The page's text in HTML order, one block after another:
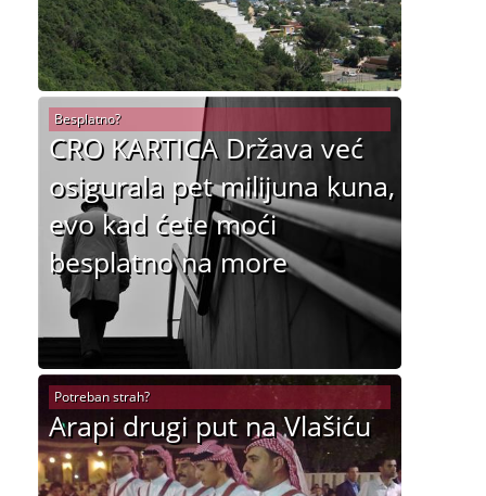
CRO KARTICA Država već
osigurala pet milijuna kuna,
evo kad ćete moći
besplatno na more
Besplatno?
Arapi drugi put na Vlašiću
Potreban strah?